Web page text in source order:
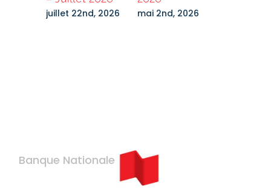
juillet 22nd, 2026 mai 2nd, 2026
Banque Nationale